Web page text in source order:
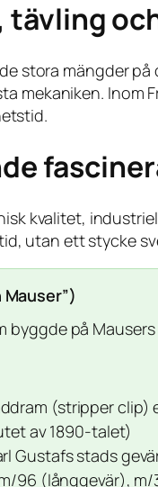
stora mängder
mekaniken. Inom
kvalitet,
utan ett stycke
byggde på
(stripper clip)
av 1890-talet)
Gustafs stads
96 (långgevär),